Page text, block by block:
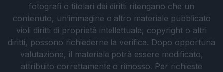
fotografi o titolari dei diritti ritengano che un
contenuto, un’immagine o altro materiale pubblicato
violi diritti di proprietà intellettuale, copyright o altri
diritti, possono richiederne la verifica. Dopo opportuna
valutazione, il materiale potrà essere modificato,
attribuito correttamente o rimosso. Per richieste